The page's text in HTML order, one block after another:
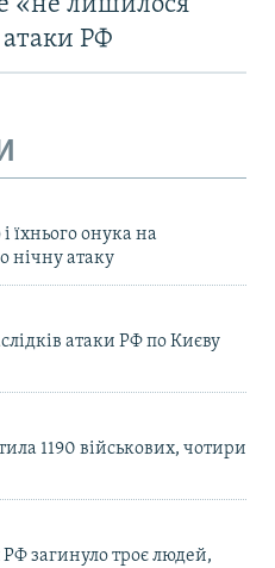
РФ
їхнього онука на
нічну атаку
атаки РФ по Києву
1190 військових, чотири
загинуло троє людей,